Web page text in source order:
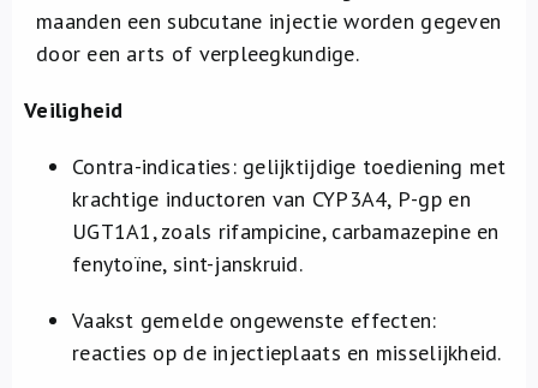
maanden een subcutane injectie worden gegeven
door een arts of verpleegkundige.
Veiligheid
Contra-indicaties: gelijktijdige toediening met
krachtige inductoren van CYP3A4, P-gp en
UGT1A1, zoals rifampicine, carbamazepine en
fenytoïne, sint-janskruid.
Vaakst gemelde ongewenste effecten:
reacties op de injectieplaats en misselijkheid.